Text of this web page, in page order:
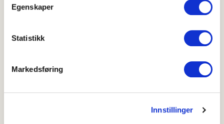
Egenskaper
Statistikk
Markedsføring
Innstillinger
næringsstoffer kan du sjekke dine verdier ved hjelp
hoshelsenorge.no
Spis vegetarisk
Grønnsakstaco i